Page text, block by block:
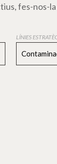
fes-nos-
LÍNIES